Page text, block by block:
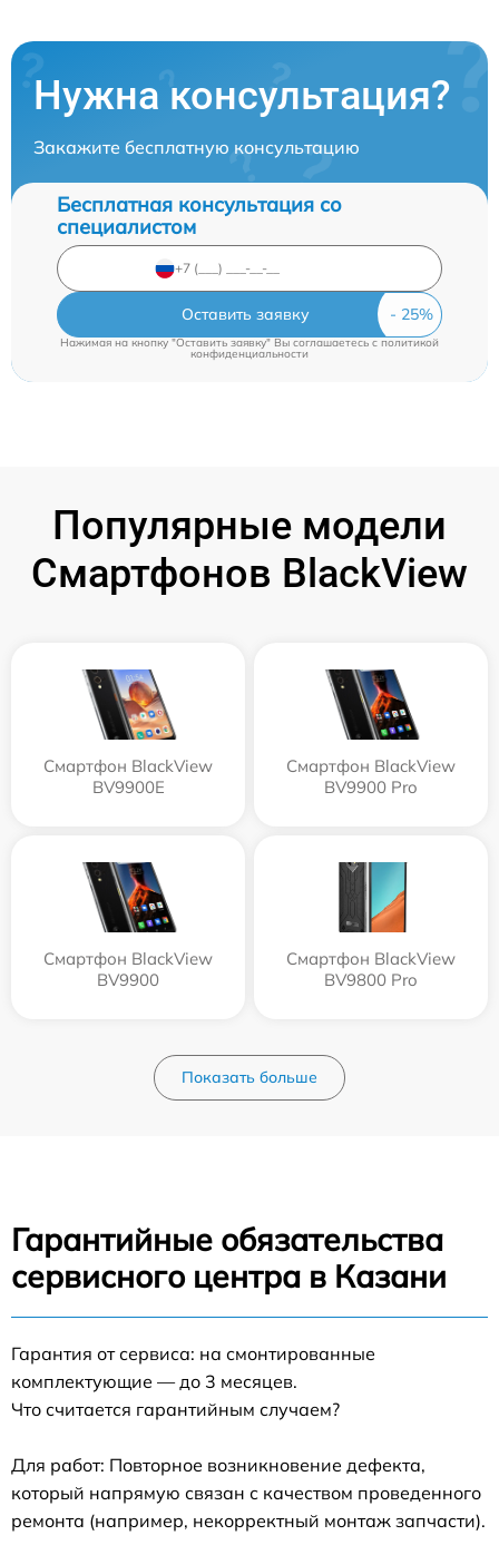
Нужна консультация?
Закажите бесплатную консультацию
Бесплатная консультация со
специалистом
Оставить заявку
Нажимая на кнопку "Оставить заявку" Вы соглашаетесь cполитикой
конфиденциальности
Популярные модели
Смартфонов BlackView
Смартфон BlackView
BV9900E
Смартфон BlackView
BV9900 Pro
Смартфон BlackView
BV9900
Смартфон BlackView
BV9800 Pro
Показать больше
Гарантийные обязательства
сервисного центра в Казани
Гарантия от сервиса: на смонтированные
комплектующие — до 3 месяцев.
Что считается гарантийным случаем?
Для работ: Повторное возникновение дефекта,
который напрямую связан с качеством проведенного
ремонта (например, некорректный монтаж запчасти).